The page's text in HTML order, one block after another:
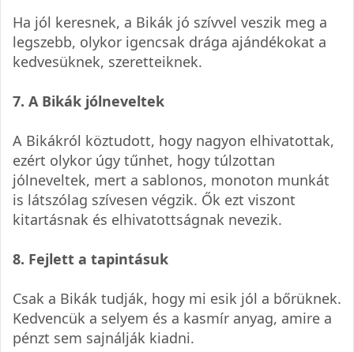
Ha jól keresnek, a Bikák jó szívvel veszik meg a
legszebb, olykor igencsak drága ajándékokat a
kedvesüknek, szeretteiknek.
7. A Bikák jólneveltek
A Bikákról köztudott, hogy nagyon elhivatottak,
ezért olykor úgy tűnhet, hogy túlzottan
jólneveltek, mert a sablonos, monoton munkát
is látszólag szívesen végzik. Ők ezt viszont
kitartásnak és elhivatottságnak nevezik.
8. Fejlett a tapintásuk
Csak a Bikák tudják, hogy mi esik jól a bőrüknek.
Kedvencük a selyem és a kasmír anyag, amire a
pénzt sem sajnálják kiadni.